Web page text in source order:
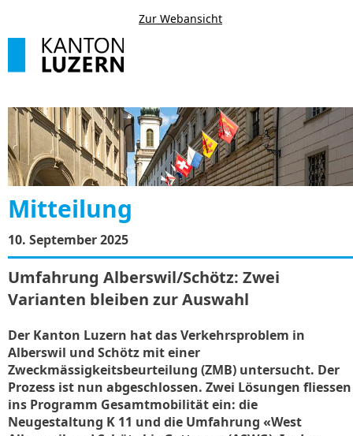
Zur Webansicht
Mitteilung
10. September 2025
Umfahrung Alberswil/Schötz: Zwei
Varianten bleiben zur Auswahl
Der Kanton Luzern hat das Verkehrsproblem in
Alberswil und Schötz mit einer
Zweckmässigkeitsbeurteilung (ZMB) untersucht. Der
Prozess ist nun abgeschlossen. Zwei Lösungen fliessen
ins Programm Gesamtmobilität ein: die
Neugestaltung K 11 und die Umfahrung «West